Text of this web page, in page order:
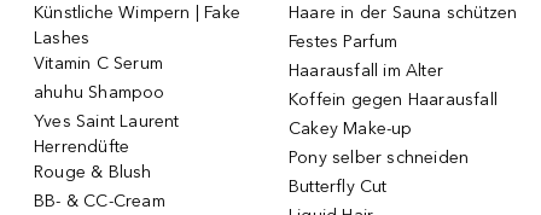
Künstliche Wimpern | Fake
Lashes
Vitamin C Serum
ahuhu Shampoo
Yves Saint Laurent
Herrendüfte
Rouge & Blush
BB- & CC-Cream
Haare in der Sauna schützen
Festes Parfum
Haarausfall im Alter
Koffein gegen Haarausfall
Cakey Make-up
Pony selber schneiden
Butterfly Cut